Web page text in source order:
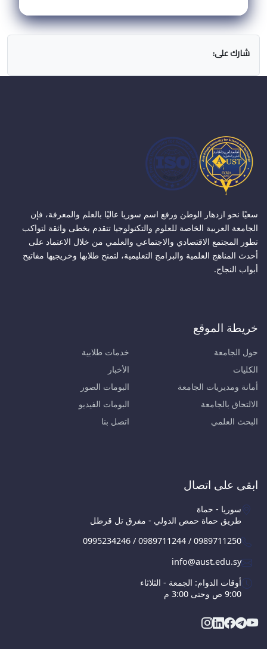
شارك على:
سعيًا نحو ازدهار الوطن ورفع اسم سوريا عاليًا بالعلم والمعرفة، فإن
الجامعة العربية الخاصة للعلوم والتكنولوجيا تتقدم بخطى واثقة لتواكب
تطور المجتمع الاقتصادي والاجتماعي والعلمي من خلال الاعتماد على
أحدث المناهج العلمية والبرامج التعليمية، لتمنح طلابها وخريجيها مفاتيح
أبواب النجاح.
خريطة الموقع
حول الجامعة
الكليات
أمانة ومديريات الجامعة
الالتحاق بالجامعة
البحث العلمي
خدمات طلابية
الأخبار
البومات الصور
البومات الفيديو
اتصل بنا
ابقى على اتصال
سوريا - حماة
طريق حماة حمص الدولي - مفرق تل قرطل
0995234246 / 0989711244 / 0989711250
info@aust.edu.sy
أوقات الدوام: الجمعة - الثلاثاء
9:00 ص وحتى 3:00 م